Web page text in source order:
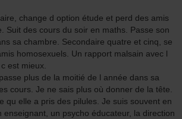
change d option étude et perd des amis
Suit des cours du soir en maths. Passe son
sa chambre. Secondaire quatre et cinq, se
homosexuels. Un rapport malsain avec l
est mieux.
plus de la moitié de l année dans sa
cours. Je ne sais plus où donner de la tête.
qu elle a pris des pilules. Je suis souvent en
enseignant, un psycho éducateur, la direction